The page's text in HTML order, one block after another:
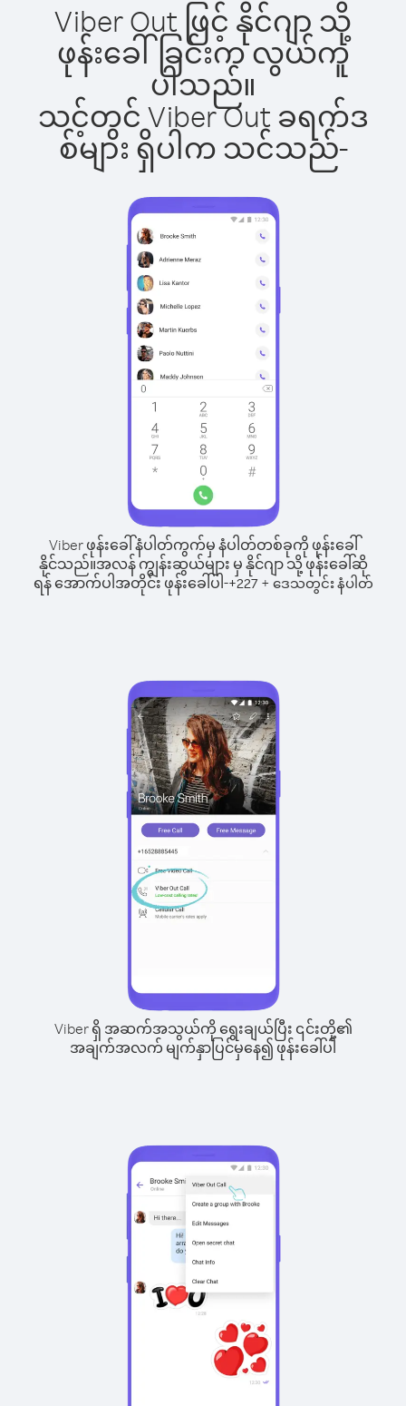
Viber Out ဖြင့် နိုင်ဂျာ သို့
ဖုန်းခေါ်ခြင်းက လွယ်ကူ
ပါသည်။
သင့်တွင် Viber Out ခရက်ဒ
စ်များ ရှိပါက သင်သည်-
Viber ဖုန်းခေါ်နံပါတ်ကွက်မှ နံပါတ်တစ်ခုကို ဖုန်းခေါ်
နိုင်သည်။အလန် ကျွန်းဆွယ်များ မှ နိုင်ဂျာ သို့ ဖုန်းခေါ်ဆို
ရန် အောက်ပါအတိုင်း ဖုန်းခေါ်ပါ-+227+ ဒေသတွင်း နံပါတ်
Viber ရှိ အဆက်အသွယ်ကို ရွေးချယ်ပြီး ၎င်းတို့၏
အချက်အလက် မျက်နှာပြင်မှနေ၍ ဖုန်းခေါ်ပါ